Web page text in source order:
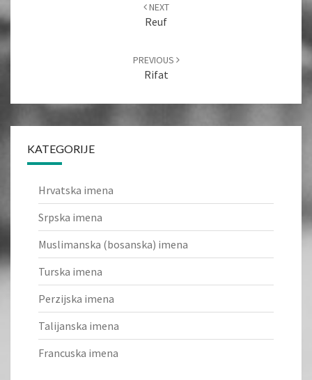
NEXT
Reuf
PREVIOUS
Rifat
KATEGORIJE
Hrvatska imena
Srpska imena
Muslimanska (bosanska) imena
Turska imena
Perzijska imena
Talijanska imena
Francuska imena